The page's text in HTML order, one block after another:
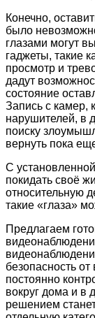
Конечно,
было
глазами могут
гаджеты, такие
просмотр и
дадут
состояние
Запись с камер,
нарушителей, в
поиску
вернуть пока
С
покидать своё
относительную
такие «глаза»
Предлагаем
безопасность
постоянно
вокруг дома и в
решением